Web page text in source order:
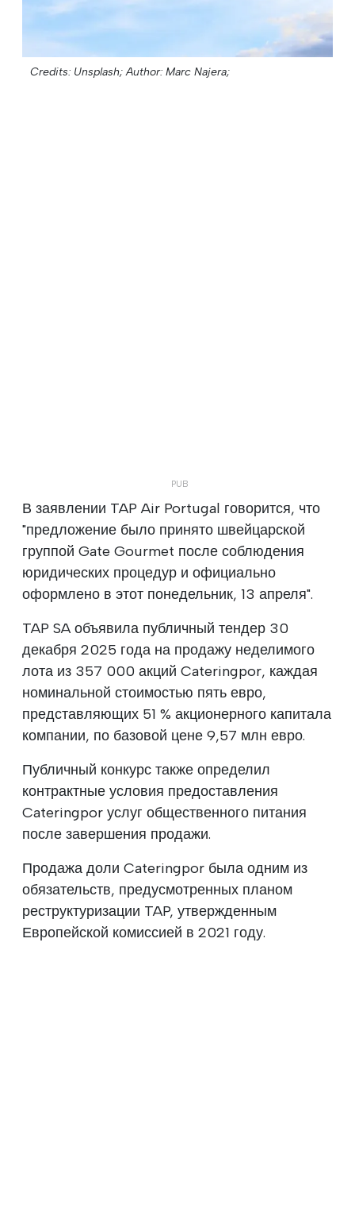
Credits: Unsplash; Author: Marc Najera;
В заявлении TAP Air Portugal говорится, что
"предложение было принято швейцарской
группой Gate Gourmet после соблюдения
юридических процедур и официально
оформлено в этот понедельник, 13 апреля".
TAP SA объявила публичный тендер 30
декабря 2025 года на продажу неделимого
лота из 357 000 акций Cateringpor, каждая
номинальной стоимостью пять евро,
представляющих 51 % акционерного капитала
компании, по базовой цене 9,57 млн евро.
Публичный конкурс также определил
контрактные условия предоставления
Cateringpor услуг общественного питания
после завершения продажи.
Продажа доли Cateringpor была одним из
обязательств, предусмотренных планом
реструктуризации TAP, утвержденным
Европейской комиссией в 2021 году.